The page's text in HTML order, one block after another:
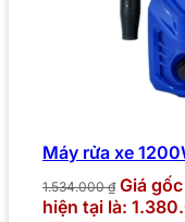
Máy rửa xe
1.534.000₫ Giá
hiện tại là: